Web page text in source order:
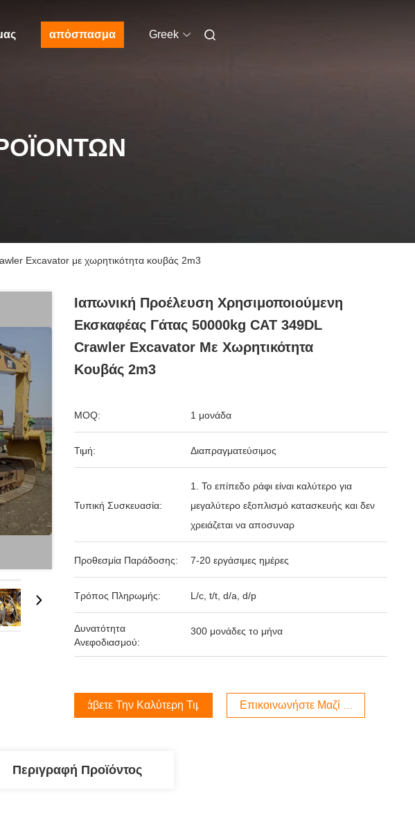
απόσπασμα Greek
Excavator με χωρητικότητα κουβάς 2m3
Ιαπωνική Προέλευση Χρησιμοποιούμενη
Εκσκαφέας Γάτας 50000kg CAT 349DL
Crawler Excavator Με Χωρητικότητα
Κουβάς 2m3
MOQ: 1 μονάδα
Τιμή: Διαπραγματεύσιμος
Τυπική Συσκευασία:
1. Το επίπεδο ράφι είναι καλύτερο για
μεγαλύτερο εξοπλισμό κατασκευής και δεν
χρειάζεται να αποσυναρ
Προθεσμία Παράδοσης: 7-20 εργάσιμες ημέρες
Τρόπος Πληρωμής: L/c, t/t, d/a, d/p
Δυνατότητα
Ανεφοδιασμού:
300 μονάδες το μήνα
Λάβετε Την Καλύτερη Τιμή Επικοινωνήστε Μαζί Μας
Περιγραφή Προϊόντος